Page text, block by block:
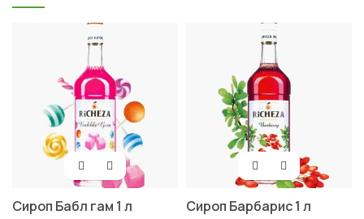
Сироп Бабл гам 1 л Сироп Барбарис 1 л